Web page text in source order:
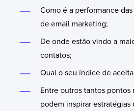
Como é a performance
de email marketing;
De onde estão vindo a
contatos;
Qual o seu índice de
Entre outros tantos pontos
podem inspirar estratégias